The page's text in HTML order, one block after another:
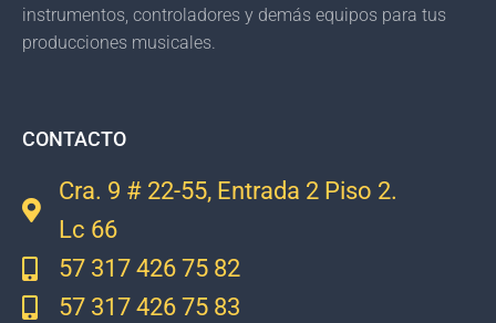
instrumentos, controladores y demás equipos para tus
producciones musicales.
CONTACTO
Cra. 9 # 22-55, Entrada 2 Piso 2.
Lc 66
57 317 426 75 82
57 317 426 75 83